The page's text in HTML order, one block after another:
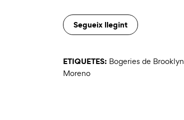
Segueix llegint
ETIQUETES: Bogeries de Brooklyn
Moreno